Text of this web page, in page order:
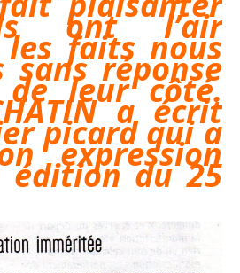
ont l’air
les faits nous
sans réponse
leur côté.
a écrit
picard qui a
expression
édition du 25